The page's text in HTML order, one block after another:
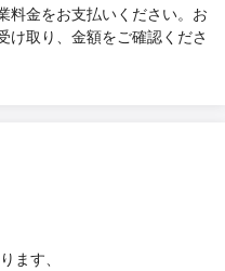
料金をお支払いください。お
け取り、金額をご確認くださ
ます、